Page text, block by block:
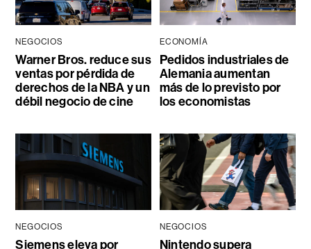
NEGOCIOS
Warner Bros. reduce sus
ventas por pérdida de
derechos de la NBA y un
débil negocio de cine
ECONOMÍA
Pedidos industriales de
Alemania aumentan
más de lo previsto por
los economistas
NEGOCIOS
Siemens eleva por
NEGOCIOS
Nintendo supera